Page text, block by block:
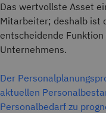
Das wertvollste Asset
Mitarbeiter; deshalb ist
entscheidende
Unternehmens.
Der
aktuellen
Personalbedarf zu